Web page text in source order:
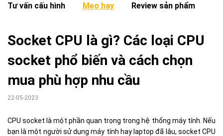
Tư vấn cấu hình Mẹo hay Review sản phẩm
Socket CPU là gì? Các loại CPU
socket phổ biến và cách chọn
mua phù hợp nhu cầu
22-05-2023
CPU socket là một phần quan trọng trong hệ thống máy tính. Nếu
bạn là một người sử dụng máy tính hay laptop đã lâu, socket CPU